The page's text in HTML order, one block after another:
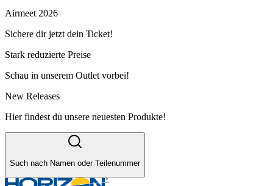
Airmeet 2026
Sichere dir jetzt dein Ticket!
Stark reduzierte Preise
Schau in unserem Outlet vorbei!
New Releases
Hier findest du unsere neuesten Produkte!
Such nach Namen oder Teilenummer